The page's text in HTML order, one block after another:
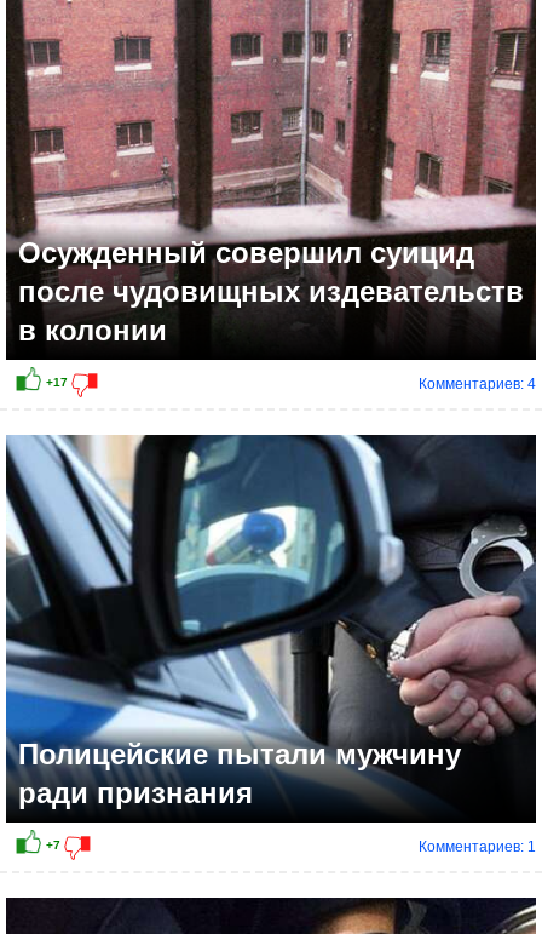
+9
Осужденный совершил суицид
после чудовищных издевательств
в колонии
Комментариев: 4
Полицейские пытали мужчину
ради признания
Комментариев: 1